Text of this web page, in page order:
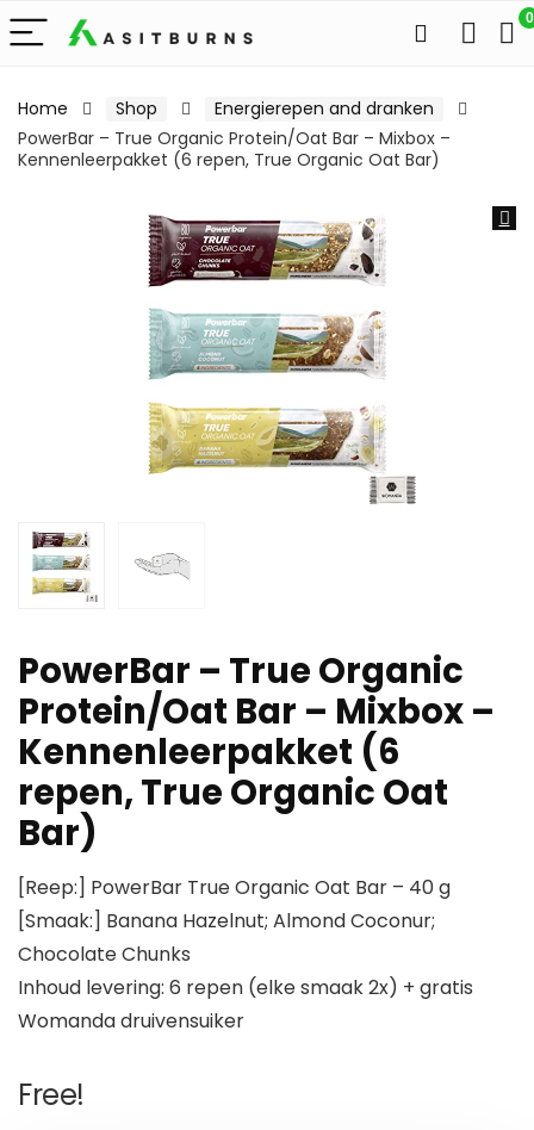
0
Home Shop
Energierepen and dranken
PowerBar – True Organic Protein/Oat Bar – Mixbox –
Kennenleerpakket (6 repen, True Organic Oat Bar)
PowerBar – True Organic
Protein/Oat Bar – Mixbox –
Kennenleerpakket (6
repen, True Organic Oat
Bar)
[Reep:] PowerBar True Organic Oat Bar – 40 g
[Smaak:] Banana Hazelnut; Almond Coconur;
Chocolate Chunks
Inhoud levering: 6 repen (elke smaak 2x) + gratis
Womanda druivensuiker
Free!